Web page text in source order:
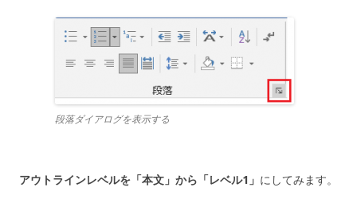
段落ダイアログを表示する
アウトラインレベルを「本文」から「レベル1」 にしてみます。